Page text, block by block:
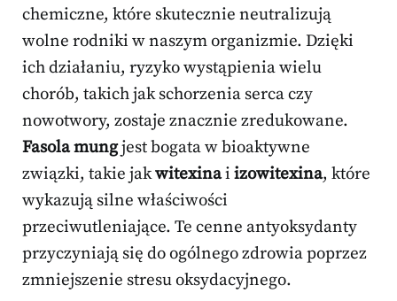
chemiczne, które skutecznie neutralizują
wolne rodniki w naszym organizmie. Dzięki
ich działaniu, ryzyko wystąpienia wielu
chorób, takich jak schorzenia serca czy
nowotwory, zostaje znacznie zredukowane.
Fasola mungjest bogata w bioaktywne
związki, takie jakwitexinai izowitexina, które
wykazują silne właściwości
przeciwutleniające. Te cenne antyoksydanty
przyczyniają się do ogólnego zdrowia poprzez
zmniejszenie stresu oksydacyjnego.